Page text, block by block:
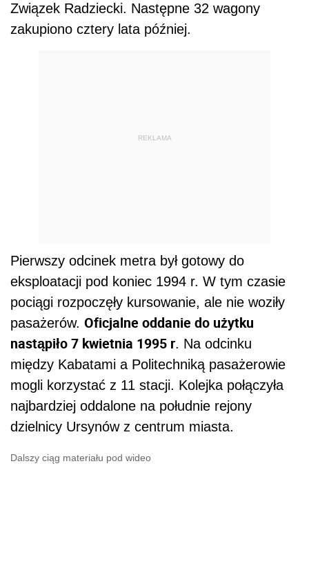
Związek Radziecki. Następne 32 wagony
zakupiono cztery lata później.
REKLAMA
Pierwszy odcinek metra był gotowy do
eksploatacji pod koniec 1994 r. W tym czasie
pociągi rozpoczęły kursowanie, ale nie woziły
pasażerów. Oficjalne oddanie do użytku
nastąpiło 7 kwietnia 1995 r. Na odcinku
między Kabatami a Politechniką pasażerowie
mogli korzystać z 11 stacji. Kolejka połączyła
najbardziej oddalone na południe rejony
dzielnicy Ursynów z centrum miasta.
Dalszy ciąg materiału pod wideo